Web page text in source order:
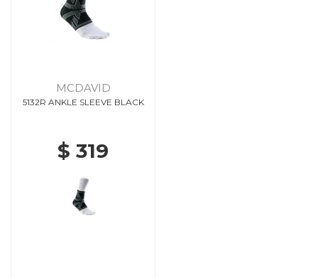
MCDAVID
5132R ANKLE SLEEVE BLACK
$ 319